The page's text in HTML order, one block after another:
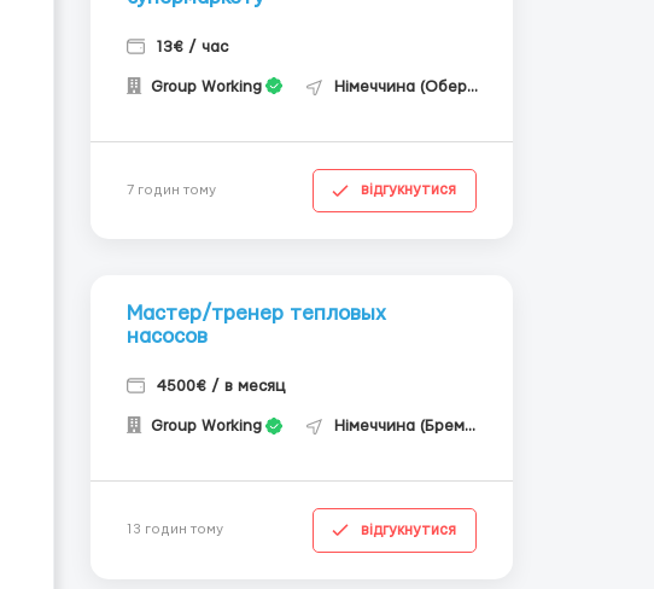
13€ / час
Group Working Німеччина (Оберхаузен)
7 годин тому відгукнутися
Мастер/тренер тепловых
насосов
4500€ / в месяц
Group Working Німеччина (Бремен)
13 годин тому відгукнутися